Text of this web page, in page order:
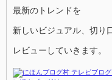
最新のトレンドを
新しいビジュアル、切り
レビューしていきます。